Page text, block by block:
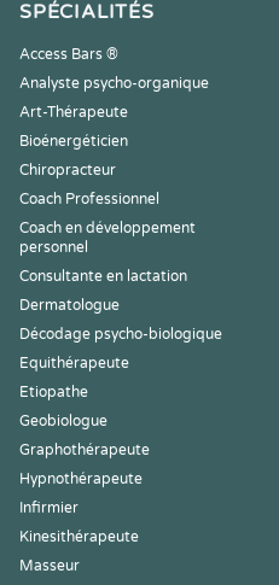
SPÉCIALITÉS
Access Bars ®
Analyste psycho-organique
Art-Thérapeute
Bioénergéticien
Chiropracteur
Coach Professionnel
Coach en développement
personnel
Consultante en lactation
Dermatologue
Décodage psycho-biologique
Equithérapeute
Etiopathe
Geobiologue
Graphothérapeute
Hypnothérapeute
Infirmier
Kinesithérapeute
Masseur